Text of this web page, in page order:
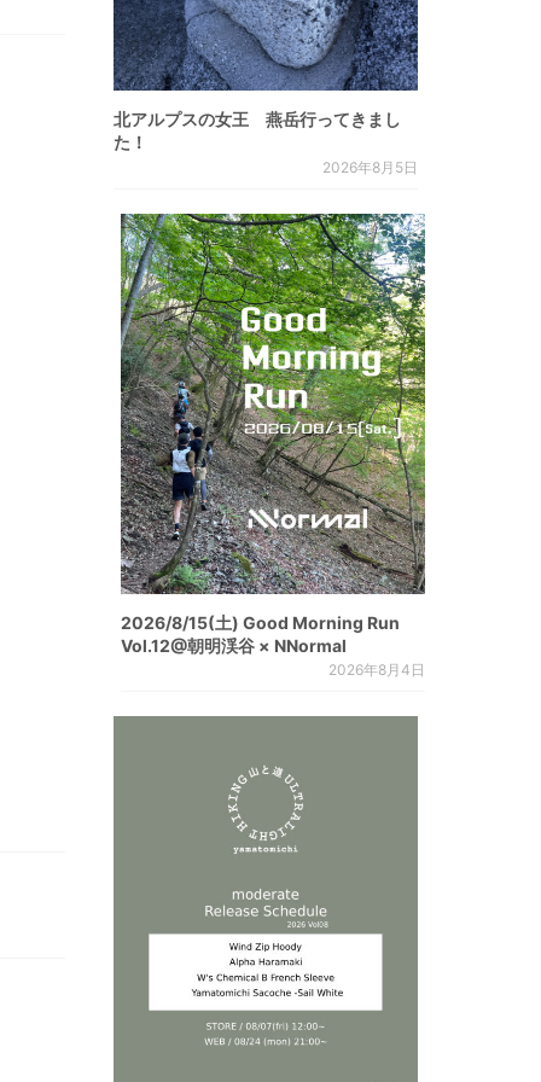
北アルプスの女王 燕岳行ってきまし
た！
2026年8月5日
2026/8/15(土) Good Morning Run
Vol.12@朝明渓谷 × NNormal
2026年8月4日